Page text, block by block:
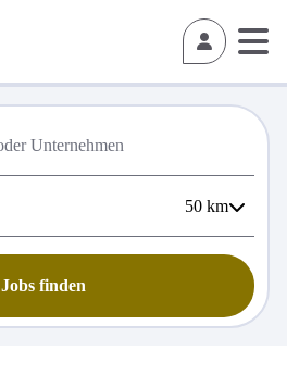
50 km
Jobs finden